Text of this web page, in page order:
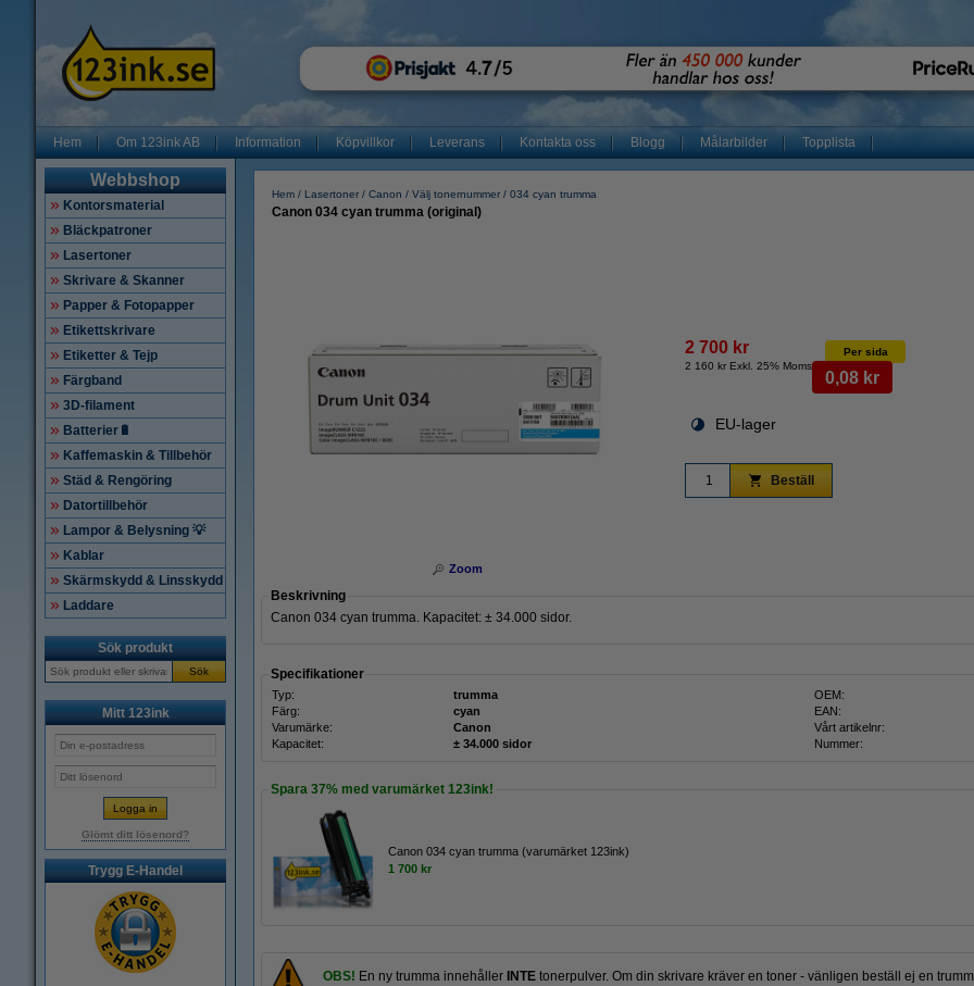
Hem Om 123ink AB Information Köpvillkor Leverans Kontakta oss Blogg Målarbilder Topplista
Webbshop
Kontorsmaterial
Bläckpatroner
Lasertoner
Skrivare & Skanner
Papper & Fotopapper
Etikettskrivare
Etiketter & Tejp
Färgband
3D-filament
Batterier🔋
Kaffemaskin & Tillbehör
Städ & Rengöring
Datortillbehör
Lampor & Belysning 💡
Kablar
Skärmskydd & Linsskydd
Laddare
Sök produkt
Sök
Mitt 123ink
Glömt ditt lösenord?
Trygg E-Handel
Hem Lasertoner Canon Välj tonernummer 034 cyan trumma
Canon 034 cyan trumma (original)
Zoom
2 700 kr
2 160 kr Exkl. 25% Moms
Per sida
0,08 kr
EU-lager
Beställ
Beskrivning
Canon 034 cyan trumma. Kapacitet: ± 34.000 sidor.
Specifikationer
Typ: trumma
OEM:
Färg:
cyan
EAN:
Varumärke:
Canon
Vårt artikelnr:
Kapacitet:
± 34.000 sidor Nummer:
Spara 37% med varumärket 123ink!
Canon 034 cyan trumma (varumärket 123ink)
1 700 kr
OBS! En ny trumma innehåller INTE tonerpulver. Om din skrivare kräver en toner - vänligen beställ ej en